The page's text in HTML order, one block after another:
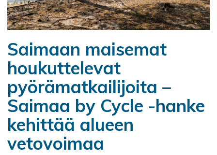
Saimaan maisemat
houkuttelevat
pyörämatkailijoita –
Saimaa by Cycle -hanke
kehittää alueen
vetovoimaa